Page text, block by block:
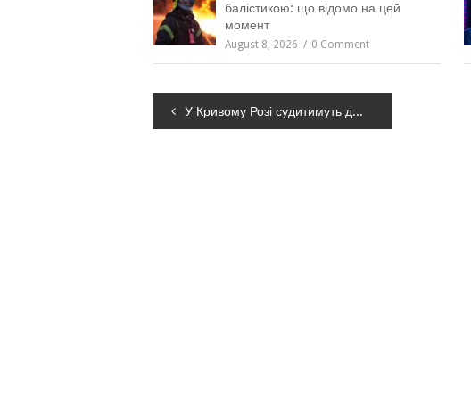
балістикою: що відомо на цей
момент
August 8, 2026 0 Comment
Навігація
У Кривому Розі судитимуть двох працівниць лікарень через переплату майже 1,4 млн грн на закупівлі ліків